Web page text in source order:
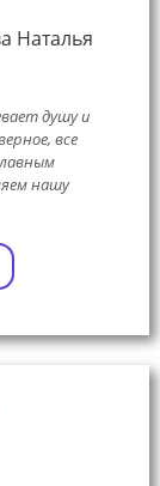
Наталья
душу и
все
нашу